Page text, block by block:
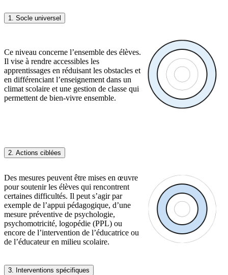
1. Socle universel
Ce niveau concerne l’ensemble des élèves.
Il vise à rendre accessibles les
apprentissages en réduisant les obstacles et
en différenciant l’enseignement dans un
climat scolaire et une gestion de classe qui
permettent de bien-vivre ensemble.
2. Actions ciblées
Des mesures peuvent être mises en œuvre
pour soutenir les élèves qui rencontrent
certaines difficultés. Il peut s’agir par
exemple de l’appui pédagogique, d’une
mesure préventive de psychologie,
psychomotricité, logopédie (PPL) ou
encore de l’intervention de l’éducatrice ou
de l’éducateur en milieu scolaire.
3. Interventions spécifiques